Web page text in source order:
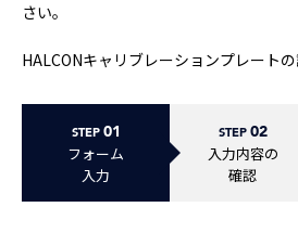
さい。
HALCONキャリブレーションプレート
STEP 01
フォーム
入力
STEP 02
入力内容の
確認